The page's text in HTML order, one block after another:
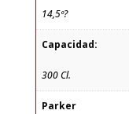
14,5º?
Capacidad:
300 Cl.
Parker